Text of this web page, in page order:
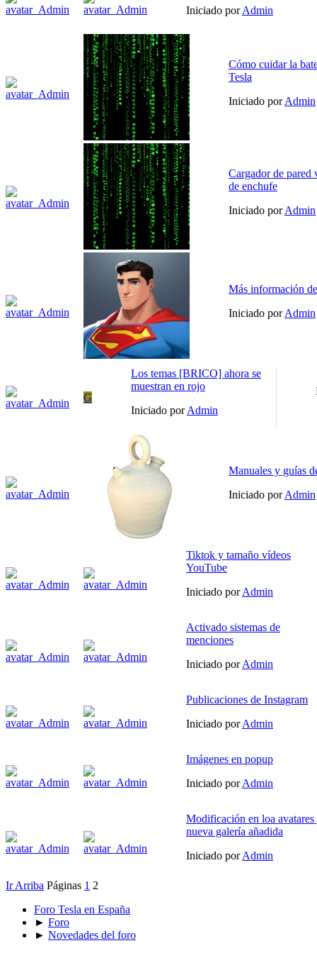
Iniciado porAdmin
Cómo cuidar la
Tesla
Iniciado porAdmin
Cargador de pared
de enchufe
Iniciado porAdmin
Más información
Iniciado porAdmin
G
Los temas [BRICO] ahora se
muestran en rojo
Iniciado porAdmin
Manuales y guías
Iniciado porAdmin
Tiktok y tamaño vídeos
YouTube
Iniciado porAdmin
Activado sistemas de
menciones
Iniciado porAdmin
Publicaciones de Instagram
Iniciado porAdmin
Imágenes en popup
Iniciado porAdmin
Modificación en loa avatares
nueva galería añadida
Iniciado porAdmin
Ir Arriba Páginas 1 2
Foro Tesla en España
► Foro
► Novedades del foro